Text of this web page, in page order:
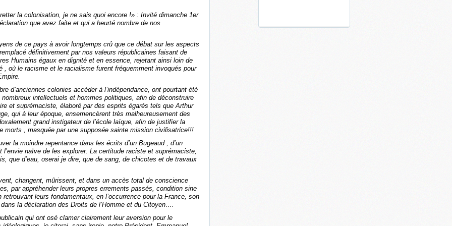
la colonisation, je ne sais quoi encore !» : Invité dimanche 1er
que avez faite et qui a heurté nombre de nos
de ce pays à avoir longtemps crû que ce débat sur les aspects
définitivement par nos valeurs républicaines faisant de
Humains égaux en dignité et en essence, rejetant ainsi loin de
, où le racisme et le racialisme furent fréquemment invoqués pour
d’anciennes colonies accéder à l’indépendance, ont pourtant été
nombreux intellectuels et hommes politiques, afin de déconstruire
et suprémaciste, élaboré par des esprits égarés tels que Arthur
qui à leur époque, ensemencèrent très malheureusement des
grand instigateur de l’école laïque, afin de justifier la
morts , masquée par une supposée sainte mission civilisatrice!!!
la moindre repentance dans les écrits d’un Bugeaud , d’un
l’envie naïve de les explorer. La certitude raciste et suprémaciste,
que d’eau, oserai je dire, que de sang, de chicotes et de travaux
changent, mûrissent, et dans un accès total de conscience
par appréhender leurs propres errements passés, condition sine
leurs fondamentaux, en l’occurrence pour la France, son
la déclaration des Droits de l’Homme et du Citoyen….
qui ont osé clamer clairement leur aversion pour le